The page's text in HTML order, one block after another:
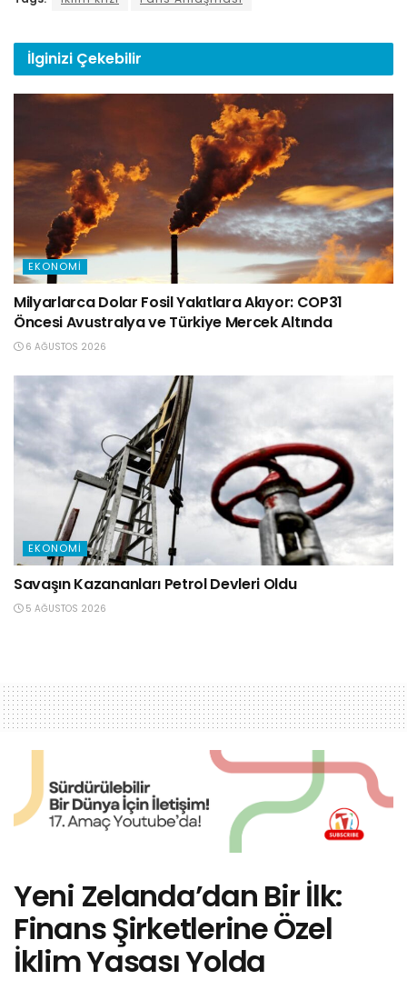
İlginizi Çekebilir
EKONOMI
Milyarlarca Dolar Fosil Yakıtlara Akıyor: COP31
Öncesi Avustralya ve Türkiye Mercek Altında
6 AĞUSTOS 2026
EKONOMI
Savaşın Kazananları Petrol Devleri Oldu
5 AĞUSTOS 2026
Yeni Zelanda’dan Bir İlk:
Finans Şirketlerine Özel
İklim Yasası Yolda